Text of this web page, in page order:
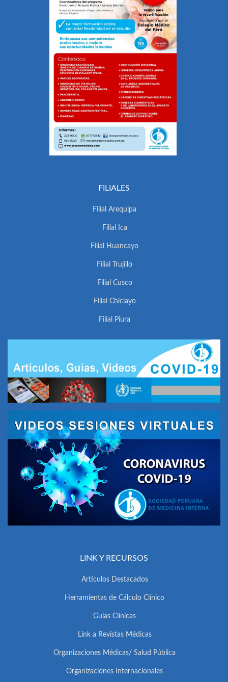
FILIALES
Filial Arequipa
Filial Ica
Filial Huancayo
Filial Trujillo
Filial Cusco
Filial Chiclayo
Filial Piura
LINK Y RECURSOS
Artículos Destacados
Herramientas de Cálculo Clínico
Guías Clínicas
Link a Revistas Médicas
Organizaciones Médicas/ Salud Pública
Organizaciones Internacionales